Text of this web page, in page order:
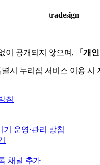
tradesign
이 공개되지 않으며, 「개
시 누리집 서비스 이용
침
기 운영·관리 방침
채널 추가